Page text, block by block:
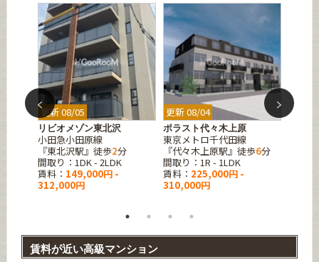
更新 08/05
リビオメゾン東北沢
小田急小田原線
『東北沢駅』徒歩2分
間取り：1DK - 2LDK
賃料： 149,000円 -
312,000円
更新 08/04
ポラスト代々木上原
東京メトロ千代田線
『代々木上原駅』徒歩6分
間取り：1R - 1LDK
賃料： 225,000円 -
310,000円
更新
賃料が近い高級マンション